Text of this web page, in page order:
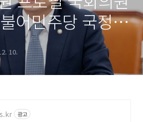
어민주당 국정원
버스터
10.
광고